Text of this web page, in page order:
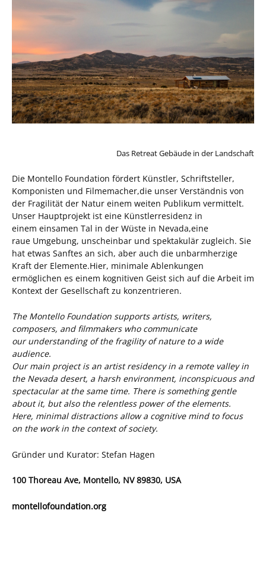
Das Retreat Gebäude in der Landschaft
Die Montello Foundation fördert Künstler, Schriftsteller,
Komponisten und Filmemacher,die unser Verständnis von
der Fragilität der Natur einem weiten Publikum vermittelt.
Unser Hauptprojekt ist eine Künstlerresidenz in
einem einsamen Tal in der Wüste in Nevada,eine
raue Umgebung, unscheinbar und spektakulär zugleich. Sie
hat etwas Sanftes an sich, aber auch die unbarmherzige
Kraft der Elemente.Hier, minimale Ablenkungen
ermöglichen es einem kognitiven Geist sich auf die Arbeit im
Kontext der Gesellschaft zu konzentrieren.
The Montello Foundation supports artists, writers,
composers, and filmmakers who communicate
our understanding of the fragility of nature to a wide
audience.
Our main project is an artist residency in a remote valley in
the Nevada desert, a harsh environment, inconspicuous and
spectacular at the same time. There is something gentle
about it, but also the relentless power of the elements.
Here, minimal distractions allow a cognitive mind to focus
on the work in the context of society.
Gründer und Kurator: Stefan Hagen
100 Thoreau Ave, Montello, NV 89830, USA
montellofoundation.org